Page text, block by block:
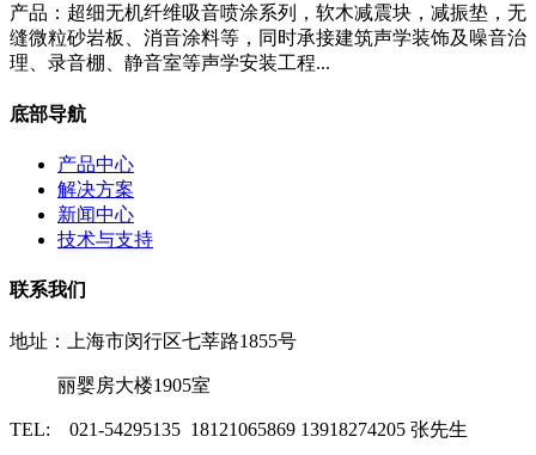
产品：超细无机纤维吸音喷涂系列，软木减震块，减振垫，无
缝微粒砂岩板、消音涂料等，同时承接建筑声学装饰及噪音治
理、录音棚、静音室等声学安装工程...
底部导航
产品中心
解决方案
新闻中心
技术与支持
联系我们
地址：上海市闵行区七莘路1855号
丽婴房大楼1905室
TEL: 021-54295135 18121065869 13918274205 张先生